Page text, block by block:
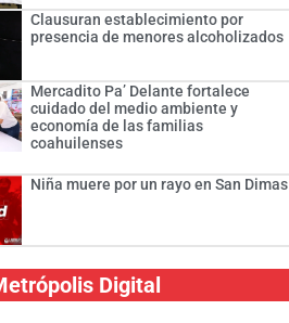
Clausuran establecimiento por
presencia de menores alcoholizados
Mercadito Pa’ Delante fortalece
cuidado del medio ambiente y
economía de las familias
coahuilenses
Niña muere por un rayo en San Dimas
Digital